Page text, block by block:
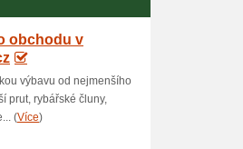
obchodu v
výbavu od nejmenšího
prut, rybářské čluny,
(Více)